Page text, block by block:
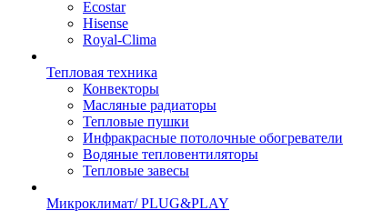
Ecostar
Hisense
Royal-Clima
Тепловая техника
Конвекторы
Масляные радиаторы
Тепловые пушки
Инфракрасные потолочные обогреватели
Водяные тепловентиляторы
Тепловые завесы
Микроклимат/ PLUG&PLAY